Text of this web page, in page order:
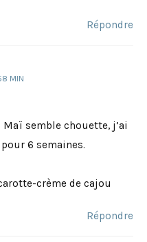
Répondre
MIN
Maï semble chouette, j’ai
6 semaines.
crème de cajou
Répondre